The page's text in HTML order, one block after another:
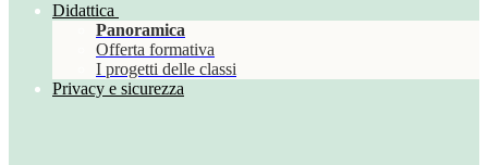
Didattica
Panoramica
Offerta formativa
I progetti delle classi
Privacy e sicurezza